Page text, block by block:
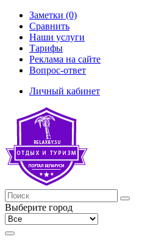
Заметки (0)
Сравнить
Наши услуги
Тарифы
Реклама на сайте
Вопрос-ответ
Личный кабинет
Выберите город